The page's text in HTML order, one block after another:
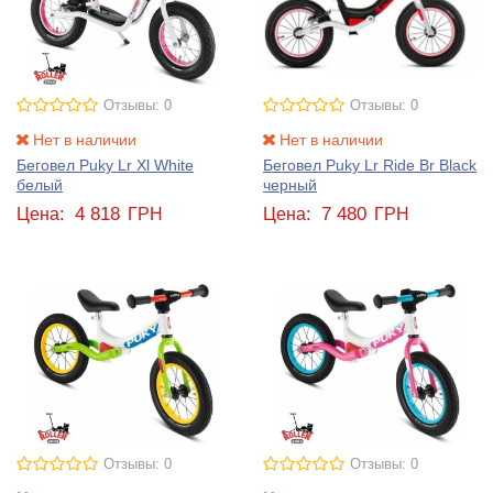
Отзывы: 0
Нет в наличии
Беговел Puky Lr Xl White
белый
Цена: 4 818 ГРН
Отзывы: 0
Нет в наличии
Беговел Puky Lr Ride Br Black
черный
Цена: 7 480 ГРН
Отзывы: 0 Отзывы: 0